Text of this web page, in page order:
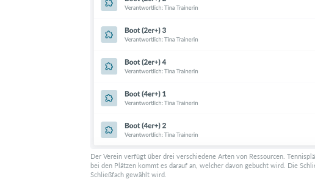
Der Verein verfügt über drei verschiedene Arten von Ressourcen.
bei den Plätzen kommt es darauf an, welcher davon gebucht wird. Die
Schließfach gewählt wird.